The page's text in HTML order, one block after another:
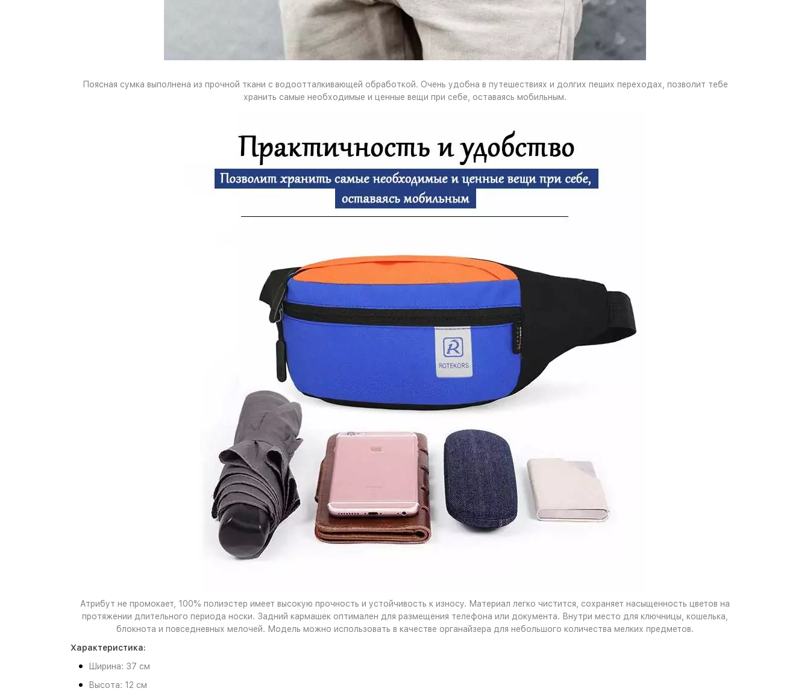
Поясная сумка выполнена из прочной ткани с водоотталкивающей обработкой. Очень удобна в путешествиях и долгих пеших переходах, позволит тебе
хранить самые необходимые и ценные вещи при себе, оставаясь мобильным.
Атрибут не промокает, 100% полиэстер имеет высокую прочность и устойчивость к износу. Материал легко чистится, сохраняет насыщенность цветов на
протяжении длительного периода носки. Задний кармашек оптимален для размещения телефона или документа. Внутри место для ключницы, кошелька,
блокнота и повседневных мелочей. Модель можно использовать в качестве органайзера для небольшого количества мелких предметов.
Характеристика:
Ширина: 37 см
Высота: 12 см